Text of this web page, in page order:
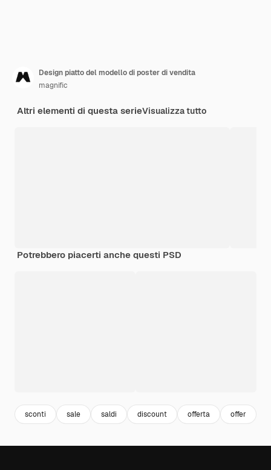
Design piatto del modello di poster di vendita
magnific
Altri elementi di questa serieVisualizza tutto
Potrebbero piacerti anche questi PSD
sconti sale saldi discount offerta offer